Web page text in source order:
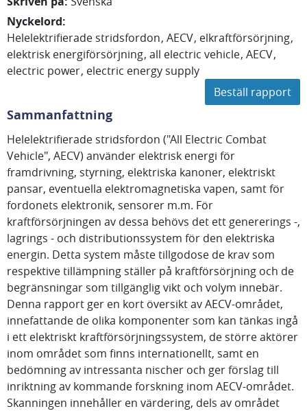
Nyckelord:
Helelektrifierade stridsfordon AECV elkraftförsörjning
elektrisk energiförsörjning all electric vehicle AECV
electric power electric energy supply
Beställ rapport
Sammanfattning
Helelektrifierade stridsfordon ("All Electric Combat
Vehicle", AECV) använder elektrisk energi för
framdrivning, styrning, elektriska kanoner, elektriskt
pansar, eventuella elektromagnetiska vapen, samt för
fordonets elektronik, sensorer m.m. För
kraftförsörjningen av dessa behövs det ett genererings -,
lagrings - och distributionssystem för den elektriska
energin. Detta system måste tillgodose de krav som
respektive tillämpning ställer på kraftförsörjning och de
begränsningar som tillgänglig vikt och volym innebär.
Denna rapport ger en kort översikt av AECV-området,
innefattande de olika komponenter som kan tänkas ingå
i ett elektriskt kraftförsörjningssystem, de större aktörer
inom området som finns internationellt, samt en
bedömning av intressanta nischer och ger förslag till
inriktning av kommande forskning inom AECV-området.
Skanningen innehåller en värdering, dels av området